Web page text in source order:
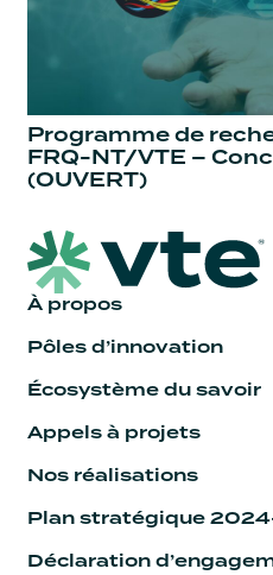
Programme de
FRQ-NT/VTE –
(OUVERT)
À propos
Pôles d’innovation
Écosystème du savoir
Appels à projets
Nos réalisations
Plan stratégique
Déclaration